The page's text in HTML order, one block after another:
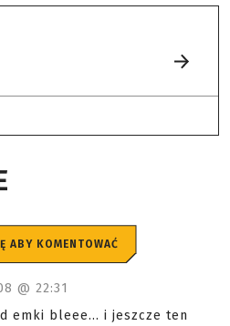
ABY KOMENTOWAĆ
@ 22:31
emki bleee... i jeszcze ten